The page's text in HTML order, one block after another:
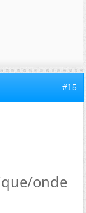
#15
onde